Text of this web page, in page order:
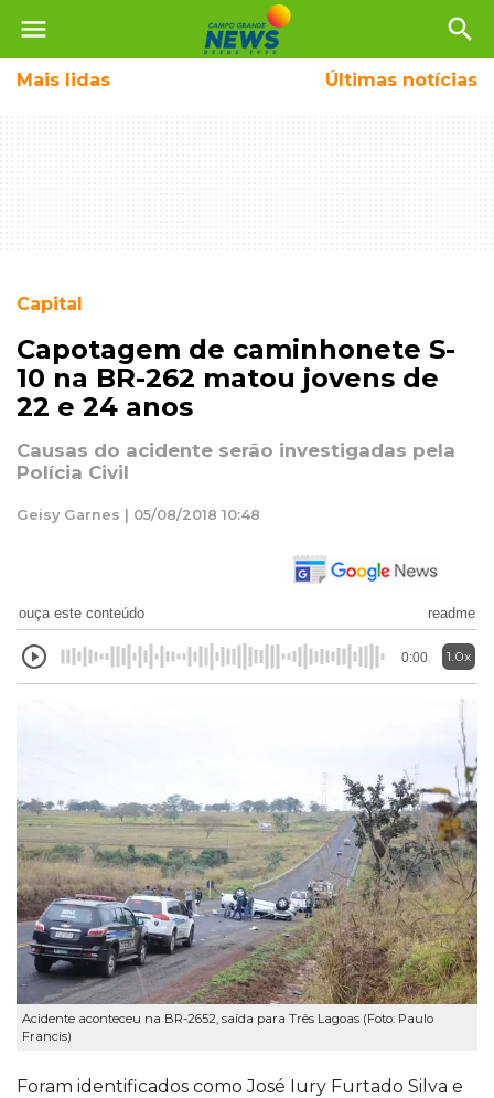
menu search
Mais lidas Últimas notícias
Capital
Capotagem de caminhonete S-
10 na BR-262 matou jovens de
22 e 24 anos
Causas do acidente serão investigadas pela
Polícia Civil
Geisy Garnes | 05/08/2018 10:48
ouça este conteúdo readme
0:00 1.0x
Acidente aconteceu na BR-2652, saída para Três Lagoas (Foto: Paulo
Francis)
Foram identificados como José Iury Furtado Silva e